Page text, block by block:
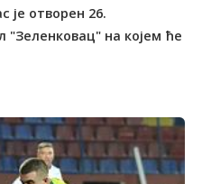
је отворен 26.
на којем ће